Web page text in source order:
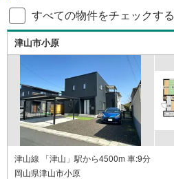
すべての物件をチェックする
津山市小原
津山線 「津山」駅から4500m 車:9分
岡山県津山市小原